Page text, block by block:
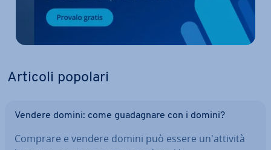
Articoli popolari
Vendere domini: come gua­da­gna­re con i domini?
Comprare e vendere domini può essere un'at­ti­vi­tà